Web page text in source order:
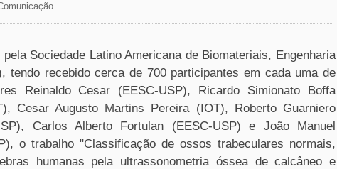
Sociedade Latino Americana de Biomateriais, Engenharia
tendo recebido cerca de 700 participantes em cada uma de
Reinaldo Cesar (EESC-USP), Ricardo Simionato Boffa
Cesar Augusto Martins Pereira (IOT), Roberto Guarniero
), Carlos Alberto Fortulan (EESC-USP) e João Manuel
), o trabalho "Classificação de ossos trabeculares normais,
humanas pela ultrassonometria óssea de calcâneo e